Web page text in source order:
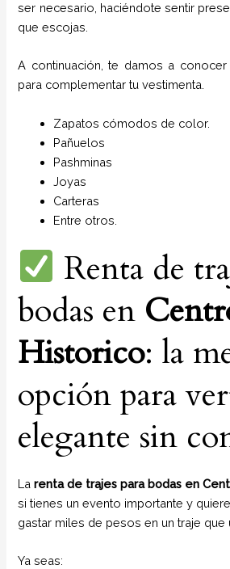
ser necesario, haciéndote sentir
que escojas.
A continuación, te damos a
para complementar tu vestimenta.
Zapatos cómodos de color.
Pañuelos
Pashminas
Joyas
Carteras
Entre otros.
Renta de
bodas en
Historico: la
opción para
elegante sin
Larenta de trajes para bodas en
si tienes un evento importante y
gastar miles de pesos en un traje que
Ya seas: